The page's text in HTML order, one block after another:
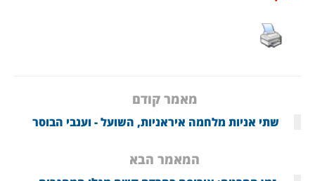
מאמר קודם
שתי אניות מלחמה איראניות, השועל - וענבי הבוסר
המאמר הבא